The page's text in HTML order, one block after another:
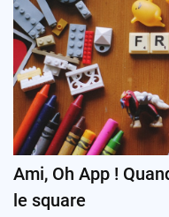
Ami, Oh App !
le square